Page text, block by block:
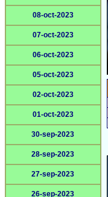
08-oct-2023
07-oct-2023
06-oct-2023
05-oct-2023
02-oct-2023
01-oct-2023
30-sep-2023
28-sep-2023
27-sep-2023
26-sep-2023